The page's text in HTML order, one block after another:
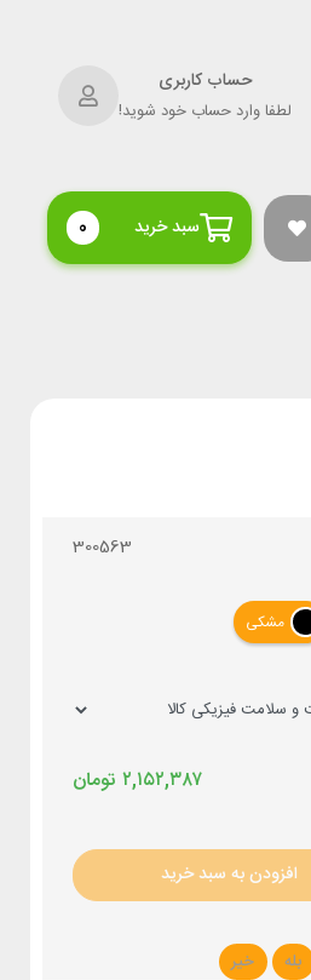
حساب کاربری
لطفا وارد حساب خود شوید!
سبد خرید 0
300563
مشکی
تومان ۲,۱۵۲,۳۸۷
افزودن به سبد خرید
بله خیر